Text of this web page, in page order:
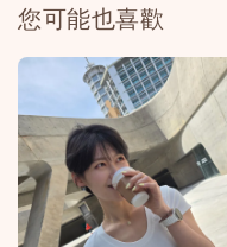
您可能也喜歡